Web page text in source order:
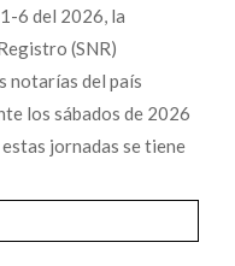
6 del 2026, la
(SNR)
notarías del país
los sábados de 2026
jornadas se tiene